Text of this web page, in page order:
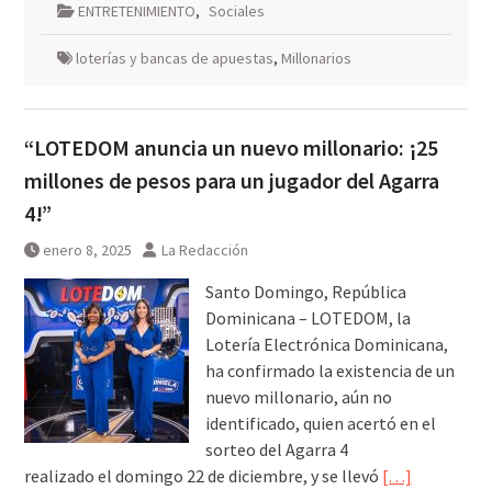
ENTRETENIMIENTO, Sociales
loterías y bancas de apuestas, Millonarios
“LOTEDOM anuncia un nuevo millonario: ¡25
millones de pesos para un jugador del Agarra
4!”
enero 8, 2025 La Redacción
Santo Domingo, República
Dominicana – LOTEDOM, la
Lotería Electrónica Dominicana,
ha confirmado la existencia de un
nuevo millonario, aún no
identificado, quien acertó en el
sorteo del Agarra 4
realizado el domingo 22 de diciembre, y se llevó […]